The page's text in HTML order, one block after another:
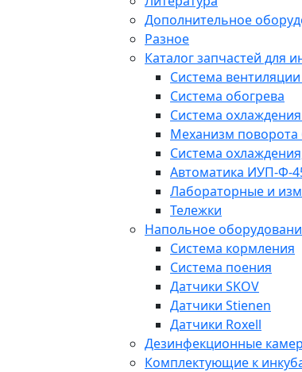
Дополнительное
Разное
Каталог запчастей для
Система
Система обогрева
Система
Механизм
Система
Автоматика ИУП-Ф-
Лабораторные и
Тележки
Напольное
Система кормления
Система поения
Датчики SKOV
Датчики Stienen
Датчики Roxell
Дезинфекционные
Комплектующие к